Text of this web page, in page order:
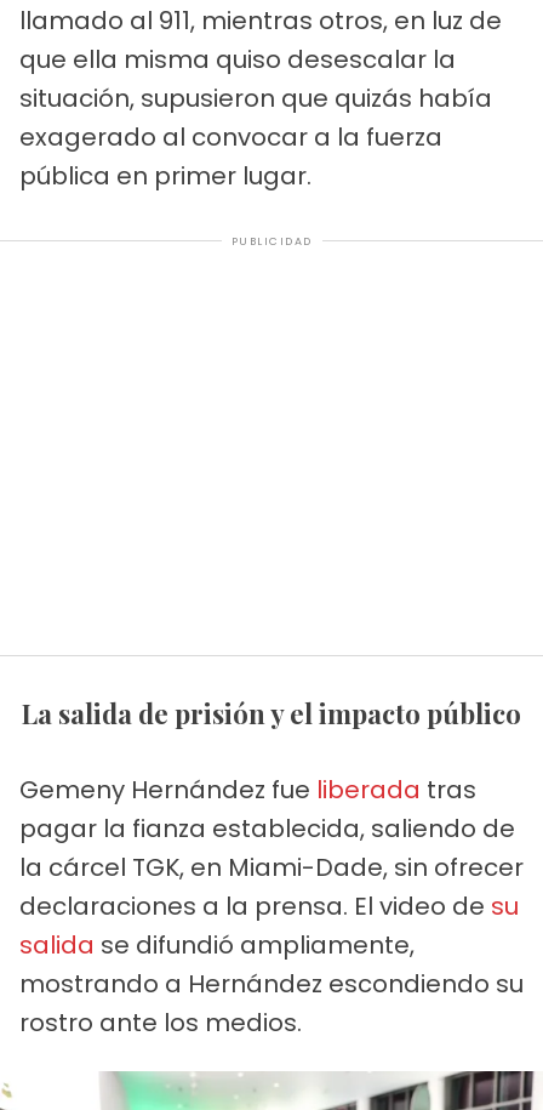
llamado al 911, mientras otros, en luz de
que ella misma quiso desescalar la
situación, supusieron que quizás había
exagerado al convocar a la fuerza
pública en primer lugar.
PUBLICIDAD
La salida de prisión y el impacto público
Gemeny Hernández fue liberada tras
pagar la fianza establecida, saliendo de
la cárcel TGK, en Miami-Dade, sin ofrecer
declaraciones a la prensa. El video de su
salida se difundió ampliamente,
mostrando a Hernández escondiendo su
rostro ante los medios.